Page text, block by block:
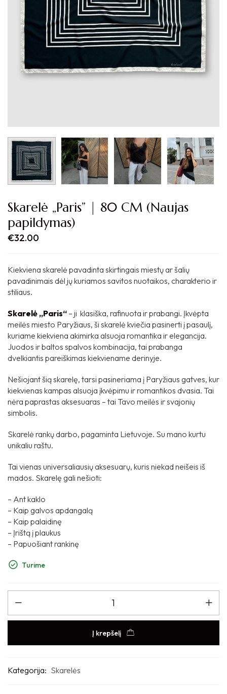
Skarelė „Paris” | 80 CM (Naujas
papildymas)
€32.00
Kiekviena skarelė pavadinta skirtingais miestų ar šalių
pavadinimais dėl jų kuriamos savitos nuotaikos, charakterio ir
stiliaus.
Skarelė „Paris“ – ji klasiška, rafinuota ir prabangi. Įkvėpta
meilės miesto Paryžiaus, ši skarelė kviečia pasinerti į pasaulį,
kuriame kiekviena akimirka alsuoja romantika ir elegancija.
Juodos ir baltos spalvos kombinacija, tai prabanga
dvelkiantis pareiškimas kiekviename derinyje.
Nešiojant šią skarelę, tarsi pasineriama į Paryžiaus gatves, kur
kiekvienas kampas alsuoja įkvėpimu ir romantikos dvasia. Tai
nėra paprastas aksesuaras – tai Tavo meilės ir svajonių
simbolis.
Skarelė rankų darbo, pagaminta Lietuvoje. Su mano kurtu
unikaliu raštu.
Tai vienas universaliausių aksesuarų, kuris niekad neišeis iš
mados. Skarelę gali nešioti:
– Ant kaklo
– Kaip galvos apdangalą
– Kaip palaidinę
– Įrištą į plaukus
– Papuošiant rankinę
Turime
Į krepšelį
Kategorija: Skarelės